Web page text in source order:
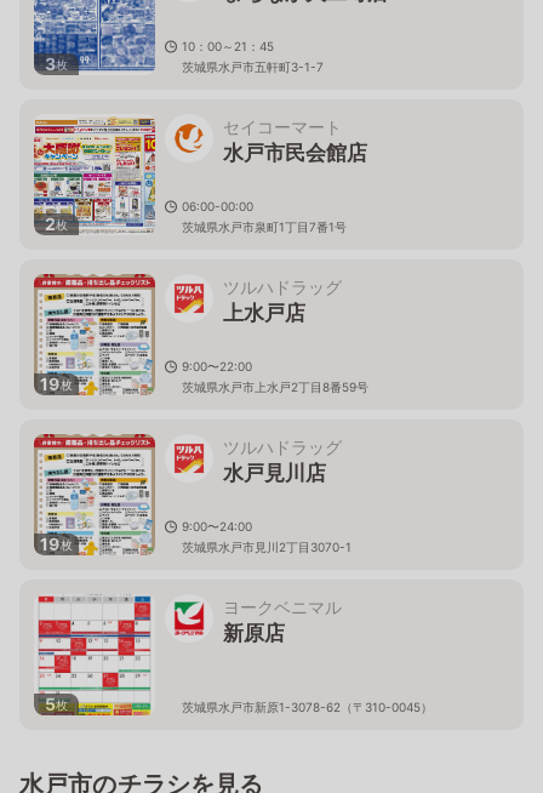
3枚
10：00～21：45
茨城県水戸市五軒町3-1-7
2枚
セイコーマート
水戸市民会館店
06:00-00:00
茨城県水戸市泉町1丁目7番1号
19枚
ツルハドラッグ
上水戸店
9:00〜22:00
茨城県水戸市上水戸2丁目8番59号
19枚
ツルハドラッグ
水戸見川店
9:00〜24:00
茨城県水戸市見川2丁目3070-1
5枚
ヨークベニマル
新原店
茨城県水戸市新原1-3078-62（〒310-0045）
水戸市のチラシを見る